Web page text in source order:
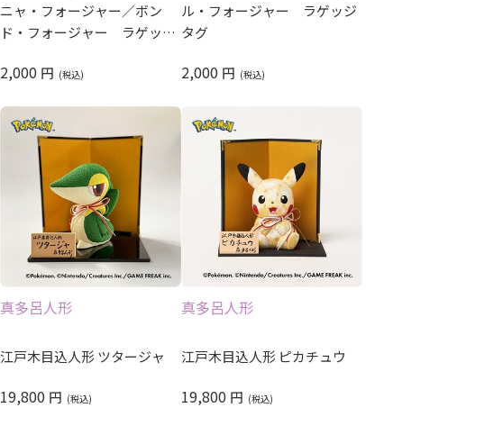
ニャ・フォージャー／ボン
ド・フォージャー ラゲッジ
2,000 円
ル・フォージャー ラゲッジ
タグ
2,000 円
真多呂人形
江戸木目込人形 ツタージャ
19,800 円
真多呂人形
江戸木目込人形 ピカチュウ
19,800 円